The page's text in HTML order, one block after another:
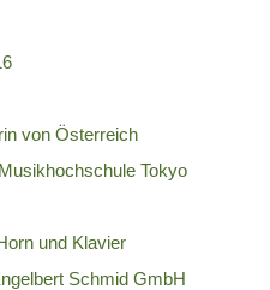
von Österreich
Tokyo
und Klavier
Schmid GmbH